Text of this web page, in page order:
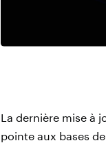
La dernière mise à
pointe aux bases